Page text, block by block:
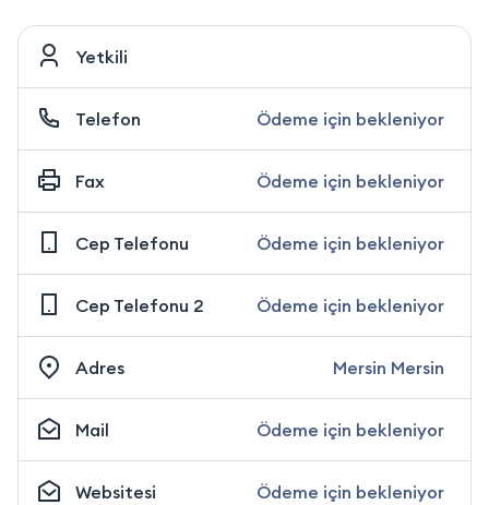
Yetkili
Telefon Ödeme için bekleniyor
Fax Ödeme için bekleniyor
Cep Telefonu Ödeme için bekleniyor
Cep Telefonu 2 Ödeme için bekleniyor
Adres Mersin Mersin
Mail Ödeme için bekleniyor
Websitesi Ödeme için bekleniyor